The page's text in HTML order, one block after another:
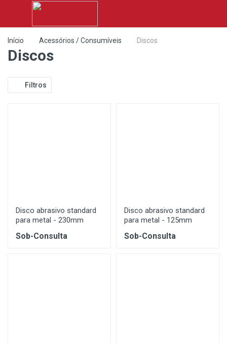
Início Acessórios / Consumíveis Discos
Discos
Filtros
Disco abrasivo standard
para metal - 230mm
Sob-Consulta
Disco abrasivo standard
para metal - 125mm
Sob-Consulta